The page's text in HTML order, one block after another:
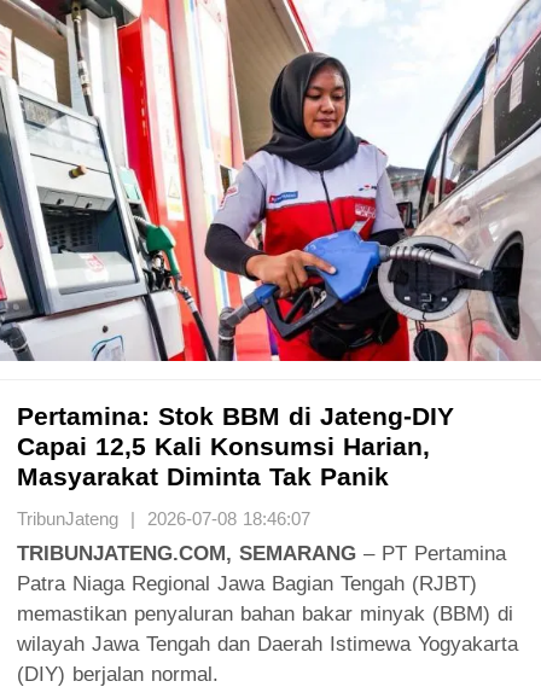
Pertamina: Stok BBM di Jateng-DIY
Capai 12,5 Kali Konsumsi Harian,
Masyarakat Diminta Tak Panik
TribunJateng | 2026-07-08 18:46:07
TRIBUNJATENG.COM, SEMARANG – PT Pertamina
Patra Niaga Regional Jawa Bagian Tengah (RJBT)
memastikan penyaluran bahan bakar minyak (BBM) di
wilayah Jawa Tengah dan Daerah Istimewa Yogyakarta
(DIY) berjalan normal.